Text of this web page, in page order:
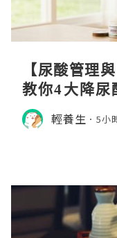
【尿酸管理
教你4大降尿
飲食調理秘訣
輕養生 5小